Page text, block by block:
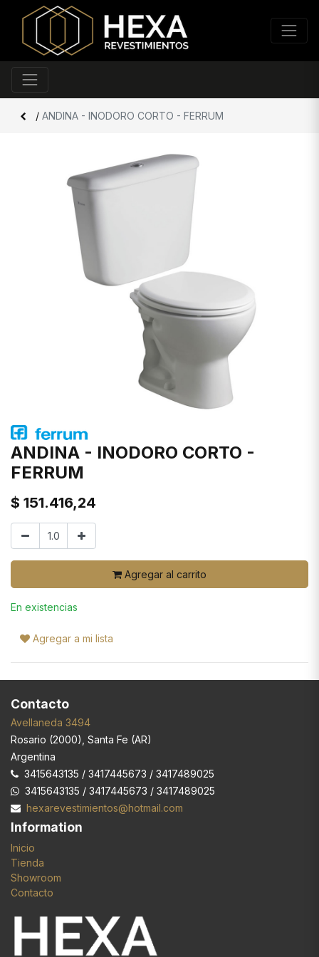
/ ANDINA - INODORO CORTO - FERRUM
ANDINA - INODORO CORTO -
FERRUM
$ 151.416,24
Agregar al carrito
En existencias
Agregar a mi lista
Contacto
Avellaneda 3494
Rosario (2000), Santa Fe (AR)
Argentina
3415643135 / 3417445673 / 3417489025
3415643135 / 3417445673 / 3417489025
hexarevestimientos@hotmail.com
Information
Inicio
Tienda
Showroom
Contacto